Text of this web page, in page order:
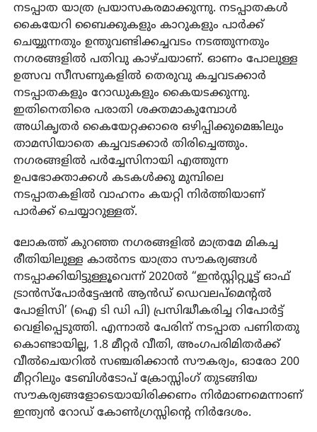
നടപ്പാത യാത്ര പ്രയാസകരമാക്കുന്നു. നടപ്പാതകള്‍
കൈയേറി ബൈക്കുകളും കാറുകളും പാര്‍ക്ക്
ചെയ്യുന്നതും ഉന്തുവണ്ടിക്കച്ചവടം നടത്തുന്നതും
നഗരങ്ങളില്‍ പതിവു കാഴ്ചയാണ്. ഓണം പോലുള്ള
ഉത്സവ സീസണുകളില്‍ തെരുവു കച്ചവടക്കാര്‍
നടപ്പാതകളും റോഡുകളും കൈയടക്കുന്നു.
ഇതിനെതിരെ പരാതി ശക്തമാകുമ്പോള്‍
അധികൃതര്‍ കൈയേറ്റക്കാരെ ഒഴിപ്പിക്കുമെങ്കിലും
താമസിയാതെ കച്ചവടക്കാര്‍ തിരിച്ചെത്തും.
നഗരങ്ങളില്‍ പര്‍ച്ചേസിനായി എത്തുന്ന
ഉപഭോക്താക്കള്‍ കടകള്‍ക്കു മുമ്പിലെ
നടപ്പാതകളില്‍ വാഹനം കയറ്റി നിര്‍ത്തിയാണ്
പാര്‍ക്ക് ചെയ്യാറുള്ളത്.
ലോകത്ത് കുറഞ്ഞ നഗരങ്ങളില്‍ മാത്രമേ മികച്ച
രീതിയിലുള്ള കാല്‍നട യാത്രാ സൗകര്യങ്ങള്‍
നടപ്പാക്കിയിട്ടുള്ളൂവെന്ന് 2020ല്‍ “ഇന്‍സ്റ്റിറ്റ്യൂട്ട് ഓഫ്
ട്രാന്‍സ്‌പോര്‍ട്ടേഷന്‍ ആന്‍ഡ് ഡെവലപ്‌മെന്റല്‍
പോളിസി’ (ഐ ടി ഡി പി) പ്രസിദ്ധീകരിച്ച റിപോര്‍ട്ട്
വെളിപ്പെടുത്തി. എന്നാല്‍ പേരിന് നടപ്പാത പണിതതു
കൊണ്ടായില്ല, 1.8 മീറ്റര്‍ വീതി, അംഗപരിമിതര്‍ക്ക്
വീല്‍ചെയറില്‍ സഞ്ചരിക്കാന്‍ സൗകര്യം, ഓരോ 200
മീറ്ററിലും ടേബിള്‍ടോപ് ക്രോസ്സിംഗ് തുടങ്ങിയ
സൗകര്യങ്ങളോടെയായിരിക്കണം നിര്‍മാണമെന്നാണ്
ഇന്ത്യന്‍ റോഡ് കോണ്‍ഗ്രസ്സിന്റെ നിര്‍ദേശം.